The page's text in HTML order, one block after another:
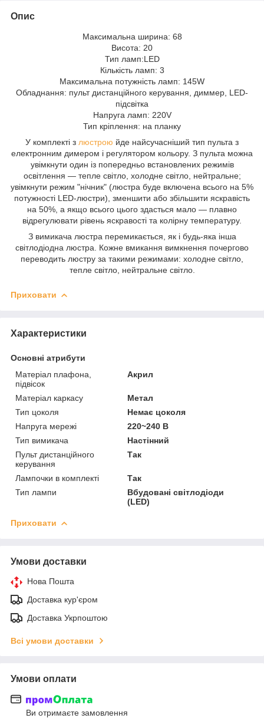
Опис
Максимальна ширина: 68
Висота: 20
Тип ламп:LED
Кількість ламп: 3
Максимальна потужність ламп: 145W
Обладнання: пульт дистанційного керування, диммер, LED-
підсвітка
Напруга ламп: 220V
Тип кріплення: на планку
У комплекті з люстрою йде найсучасніший тип пульта з
електронним димером і регулятором кольору. З пульта можна
увімкнути один із попередньо встановлених режимів
освітлення — тепле світло, холодне світло, нейтральне;
увімкнути режим "нічник" (люстра буде включена всього на 5%
потужності LED-люстри), зменшити або збільшити яскравість
на 50%, а якщо всього цього здасться мало — плавно
відрегулювати рівень яскравості та колірну температуру.
З вимикача люстра перемикається, як і будь-яка інша
світлодіодна люстра. Кожне вмикання вимкнення почергово
переводить люстру за такими режимами: холодне світло,
тепле світло, нейтральне світло.
Приховати
Характеристики
Основні атрибути
Матеріал плафона,
підвісок
Акрил
Матеріал каркасу
Метал
Тип цоколя
Немає цоколя
Напруга мережі
220~240 В
Тип вимикача
Настінний
Пульт дистанційного
керування
Так
Лампочки в комплекті
Так
Тип лампи
Вбудовані світлодіоди
(LED)
Приховати
Умови доставки
Нова Пошта
Доставка кур'єром
Доставка Укрпоштою
Всі умови доставки
Умови оплати
Ви отримаєте замовлення